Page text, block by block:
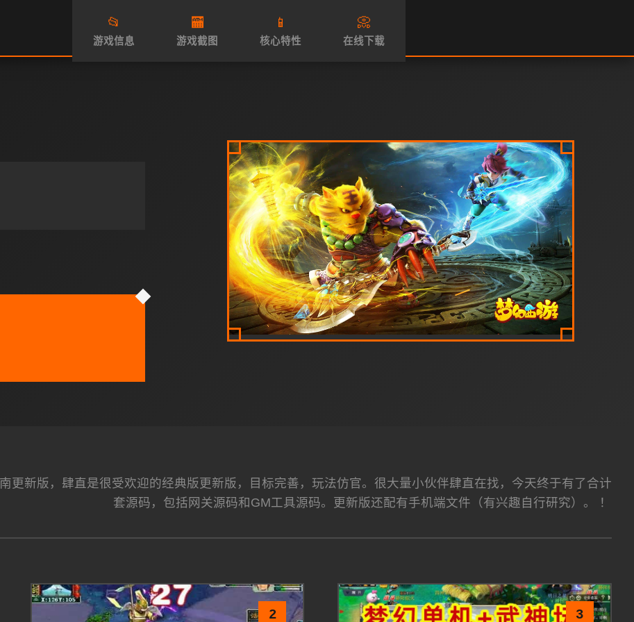
📂
游戏信息
🏧
游戏截图
📱
核心特性
📀
在线下载
更新版，肆直是很受欢迎的经典版更新版，目标完善，玩法仿官。很大量小伙伴肆直在找，今天终于有了合计
套源码，包括网关源码和GM工具源码。更新版还配有手机端文件（有兴趣自行研究）。 ！
2 3